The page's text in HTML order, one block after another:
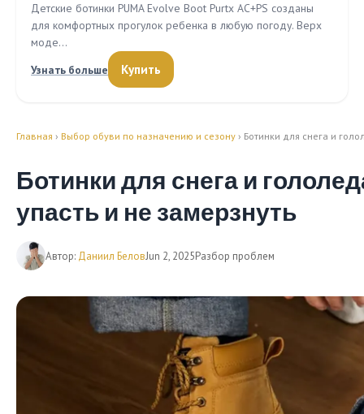
Детские ботинки PUMA Evolve Boot Purtx AC+PS созданы
для комфортных прогулок ребенка в любую погоду. Верх
моде…
Узнать больше
Купить
Главная › Выбор обуви по назначению и сезону › Ботинки для снега и
Ботинки для снега и
упасть и не замерзнуть
Автор: Даниил БеловJun 2, 2025Разбор проблем